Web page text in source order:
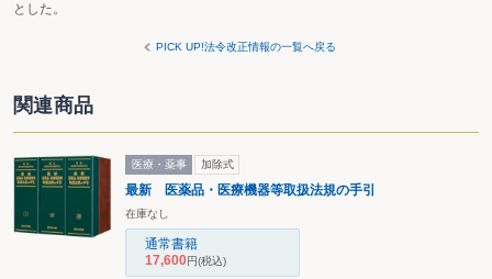
とした。
PICK UP!法令改正情報の一覧へ戻る
関連商品
医療・薬事 加除式
最新 医薬品・医療機器等取扱法規の手引
在庫なし
通常書籍
17,600円(税込)